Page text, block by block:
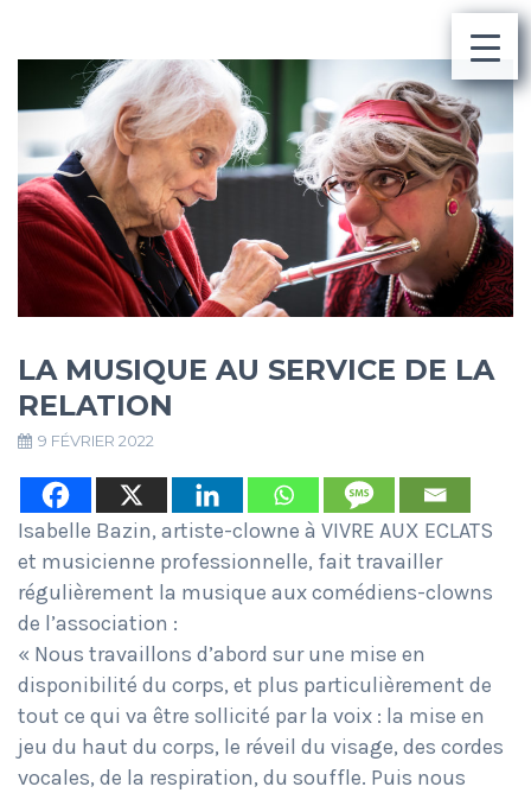
LA MUSIQUE AU SERVICE DE LA
RELATION
9 FÉVRIER 2022
Isabelle Bazin, artiste-clowne à VIVRE AUX ECLATS
et musicienne professionnelle, fait travailler
régulièrement la musique aux comédiens-clowns
de l’association :
« Nous travaillons d’abord sur une mise en
disponibilité du corps, et plus particulièrement de
tout ce qui va être sollicité par la voix : la mise en
jeu du haut du corps, le réveil du visage, des cordes
vocales, de la respiration, du souffle. Puis nous